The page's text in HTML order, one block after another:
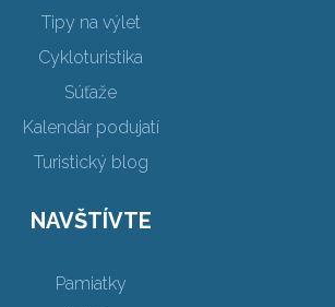
Tipy na výlet
Cykloturistika
Súťaže
Kalendár podujatí
Turistický blog
NAVŠTÍVTE
Pamiatky